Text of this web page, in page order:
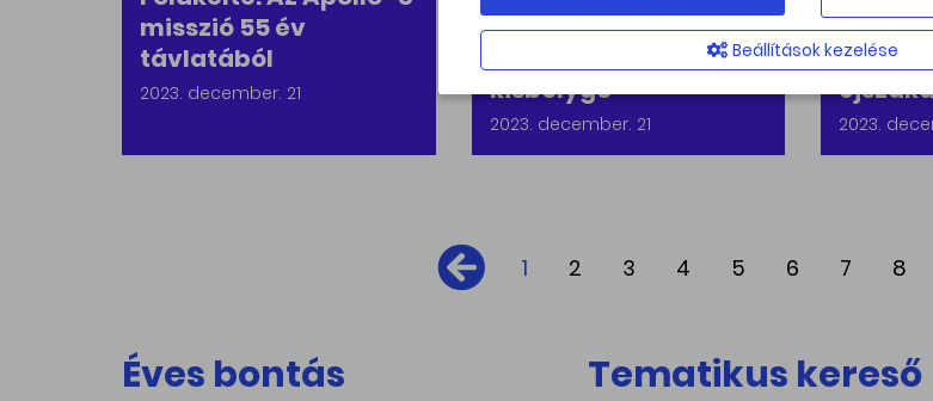
misszió 55 év
távlatából
2023. december. 21
Orionban: felettünk a
második legnagyobb
kisbolygó
2023. december. 21
van az
2023.
1 2 3 4 5 6 7 8
Éves bontás Tematikus kereső
Beállítások kezelése